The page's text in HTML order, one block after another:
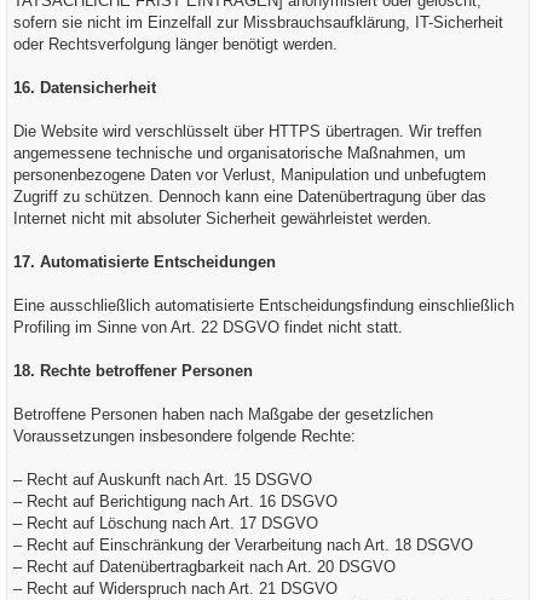
sofern sie nicht im Einzelfall zur Missbrauchsaufklärung, IT-Sicherheit
oder Rechtsverfolgung länger benötigt werden.
16. Datensicherheit
Die Website wird verschlüsselt über HTTPS übertragen. Wir treffen
angemessene technische und organisatorische Maßnahmen, um
personenbezogene Daten vor Verlust, Manipulation und unbefugtem
Zugriff zu schützen. Dennoch kann eine Datenübertragung über das
Internet nicht mit absoluter Sicherheit gewährleistet werden.
17. Automatisierte Entscheidungen
Eine ausschließlich automatisierte Entscheidungsfindung einschließlich
Profiling im Sinne von Art. 22 DSGVO findet nicht statt.
18. Rechte betroffener Personen
Betroffene Personen haben nach Maßgabe der gesetzlichen
Voraussetzungen insbesondere folgende Rechte:
– Recht auf Auskunft nach Art. 15 DSGVO
– Recht auf Berichtigung nach Art. 16 DSGVO
– Recht auf Löschung nach Art. 17 DSGVO
– Recht auf Einschränkung der Verarbeitung nach Art. 18 DSGVO
– Recht auf Datenübertragbarkeit nach Art. 20 DSGVO
– Recht auf Widerspruch nach Art. 21 DSGVO